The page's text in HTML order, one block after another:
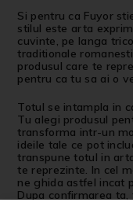
Si pentru ca Fuyor
stilul este arta
cuvinte, pe langa
traditionale
produsul care te
pentru ca tu sa ai o
Totul se intampla in
Tu alegi produsul
transforma intr-un
ideile tale ce pot
transpune totul in
te reprezinte. In cel
ne ghida astfel incat
Dupa confirmarea